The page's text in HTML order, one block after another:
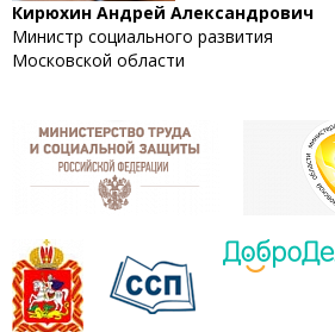
Кирюхин Андрей Александрович
Министр социального развития
Московской области